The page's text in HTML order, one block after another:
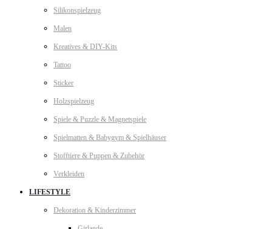
Silikonspielzeug
Malen
Kreatives & DIY-Kits
Tattoo
Sticker
Holzspielzeug
Spiele & Puzzle & Magnetspiele
Spielmatten & Babygym & Spielhäuser
Stofftiere & Puppen & Zubehör
Verkleiden
LIFESTYLE
Dekoration & Kinderzimmer